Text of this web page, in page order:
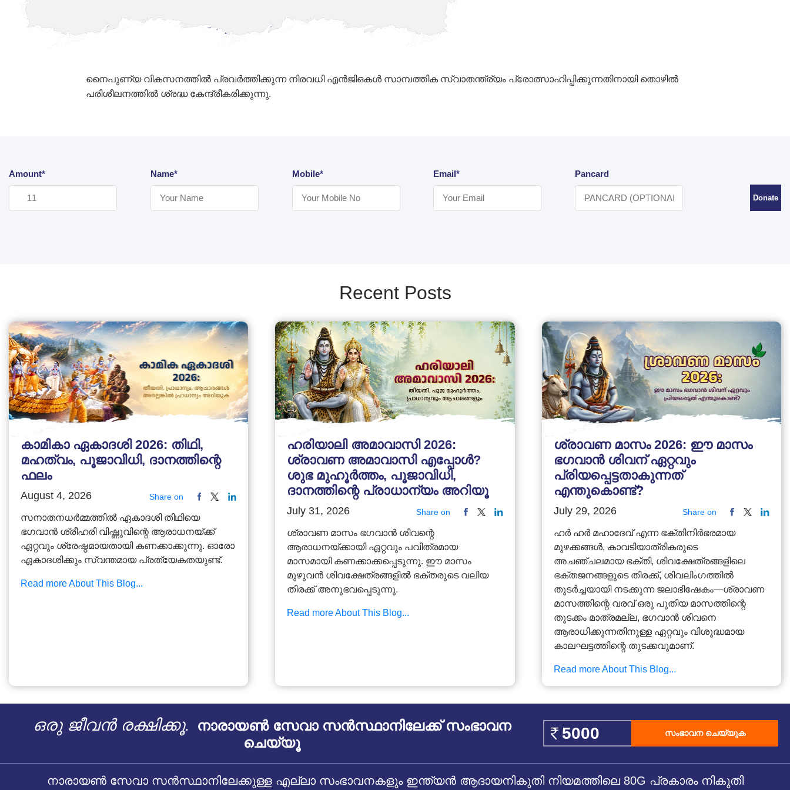
നൈപുണ്യ വികസനത്തിൽ പ്രവർത്തിക്കുന്ന നിരവധി എൻ‌ജി‌ഒകൾ സാമ്പത്തിക സ്വാതന്ത്ര്യം പ്രോത്സാഹിപ്പിക്കുന്നതിനായി തൊഴിൽ
പരിശീലനത്തിൽ ശ്രദ്ധ കേന്ദ്രീകരിക്കുന്നു.
Amount* Name* Mobile* Email* Pancard
Donate
Recent Posts
കാമികാ ഏകാദശി 2026: തിഥി,
മഹത്വം, പൂജാവിധി, ദാനത്തിന്റെ
ഫലം
August 4, 2026 Share on
സനാതനധർമ്മത്തിൽ ഏകാദശി തിഥിയെ
ഭഗവാൻ ശ്രീഹരി വിഷ്ണുവിന്റെ ആരാധനയ്ക്ക്
ഏറ്റവും ശ്രേഷ്ഠമായതായി കണക്കാക്കുന്നു. ഓരോ
ഏകാദശിക്കും സ്വന്തമായ പ്രത്യേകതയുണ്ട്.
Read more About This Blog...
ഹരിയാലി അമാവാസി 2026:
ശ്രാവണ അമാവാസി എപ്പോൾ?
ശുഭ മുഹൂർത്തം, പൂജാവിധി,
ദാനത്തിന്റെ പ്രാധാന്യം അറിയൂ
July 31, 2026 Share on
ശ്രാവണ മാസം ഭഗവാൻ ശിവന്റെ
ആരാധനയ്ക്കായി ഏറ്റവും പവിത്രമായ
മാസമായി കണക്കാക്കപ്പെടുന്നു. ഈ മാസം
മുഴുവൻ ശിവക്ഷേത്രങ്ങളിൽ ഭക്തരുടെ വലിയ
തിരക്ക് അനുഭവപ്പെടുന്നു.
Read more About This Blog...
ശ്രാവണ മാസം 2026: ഈ മാസം
ഭഗവാൻ ശിവന് ഏറ്റവും
പ്രിയപ്പെട്ടതാകുന്നത്
എന്തുകൊണ്ട്?
July 29, 2026 Share on
ഹർ ഹർ മഹാദേവ് എന്ന ഭക്തിനിർഭരമായ
മുഴക്കങ്ങൾ, കാവടിയാത്രികരുടെ
അചഞ്ചലമായ ഭക്തി, ശിവക്ഷേത്രങ്ങളിലെ
ഭക്തജനങ്ങളുടെ തിരക്ക്, ശിവലിംഗത്തിൽ
തുടർച്ചയായി നടക്കുന്ന ജലാഭിഷേകം—ശ്രാവണ
മാസത്തിന്റെ വരവ് ഒരു പുതിയ മാസത്തിന്റെ
തുടക്കം മാത്രമല്ല, ഭഗവാൻ ശിവനെ
ആരാധിക്കുന്നതിനുള്ള ഏറ്റവും വിശുദ്ധമായ
കാലഘട്ടത്തിന്റെ തുടക്കവുമാണ്.
Read more About This Blog...
ഒരു ജീവൻ രക്ഷിക്കൂ.
നാരായൺ സേവാ സൻസ്ഥാനിലേക്ക് സംഭാവന
ചെയ്യൂ
സംഭാവന ചെയ്യുക
നാരായൺ സേവാ സൻസ്ഥാനിലേക്കുള്ള എല്ലാ സംഭാവനകളും ഇന്ത്യൻ ആദായനികുതി നിയമത്തിലെ 80G പ്രകാരം നികുതി